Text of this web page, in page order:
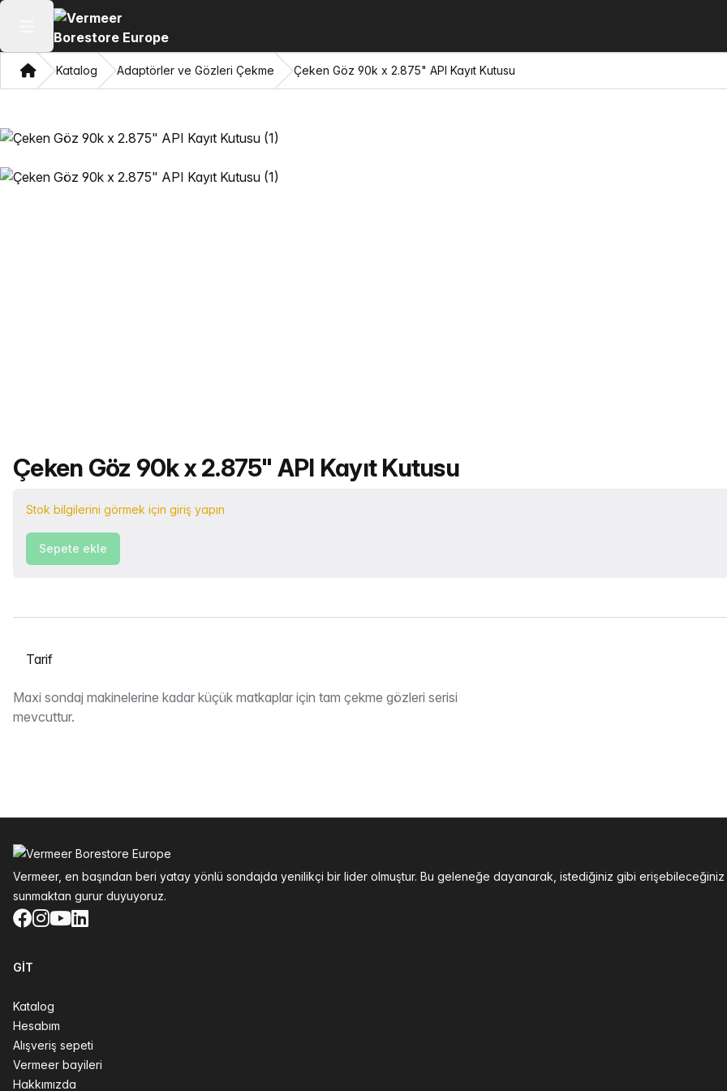
Ana menüyü aç
Ev Katalog Adaptörler ve Gözleri Çekme Çeken Göz 90k x 2.875" API Kayıt Kutusu
Ürün adı
Çeken Göz 90k x 2.875" API Kayıt Kutusu
Stok bilgilerini görmek için giriş yapın
Sepete ekle
Bir sekme seçin
Tarif
Maxi sondaj makinelerine kadar küçük matkaplar için tam çekme gözleri serisi
mevcuttur.
Vermeer, en başından beri yatay yönlü sondajda yenilikçi bir lider olmuştur. Bu geleneğe dayanarak, istediğiniz gibi
sunmaktan gurur duyuyoruz.
Facebook
Instagram
YouTube
LinkedIn
GIT
Katalog
Hesabım
Alışveriş sepeti
Vermeer bayileri
Hakkımızda